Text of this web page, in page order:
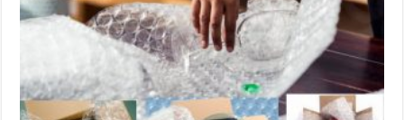
gói
hàng
mỹ
phẩm
online
linh
kiện
điện
thoại
tại
HCM